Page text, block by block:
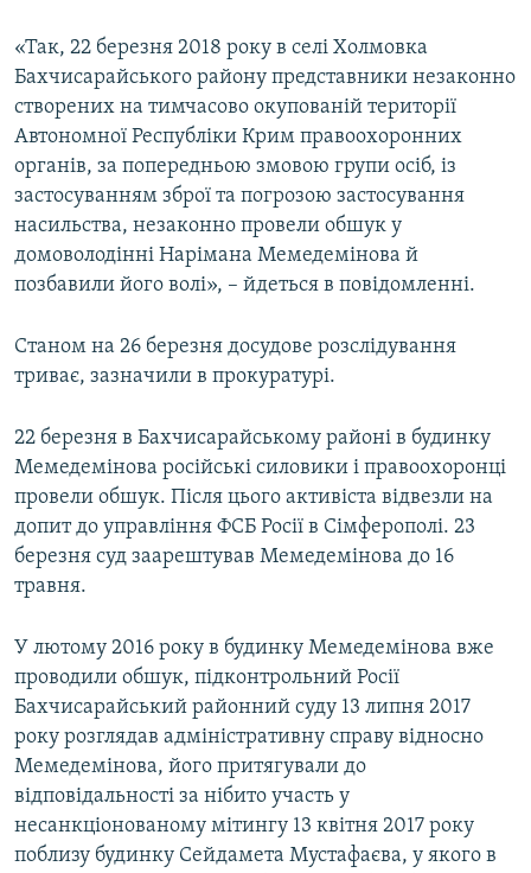
«Так, 22 березня 2018 року в селі Холмовка
Бахчисарайського району представники незаконно
створених на тимчасово окупованій території
Автономної Республіки Крим правоохоронних
органів, за попередньою змовою групи осіб, із
застосуванням зброї та погрозою застосування
насильства, незаконно провели обшук у
домоволодінні Нарімана Мемедемінова й
позбавили його волі», – йдеться в повідомленні.
Станом на 26 березня досудове розслідування
триває, зазначили в прокуратурі.
22 березня в Бахчисарайському районі в будинку
Мемедемінова російські силовики і правоохоронці
провели обшук. Після цього активіста відвезли на
допит до управління ФСБ Росії в Сімферополі. 23
березня суд заарештував Мемедемінова до 16
травня.
У лютому 2016 року в будинку Мемедемінова вже
проводили обшук, підконтрольний Росії
Бахчисарайський районний суду 13 липня 2017
року розглядав адміністративну справу відносно
Мемедемінова, його притягували до
відповідальності за нібито участь у
несанкціонованому мітингу 13 квітня 2017 року
поблизу будинку Сейдамета Мустафаєва, у якого в